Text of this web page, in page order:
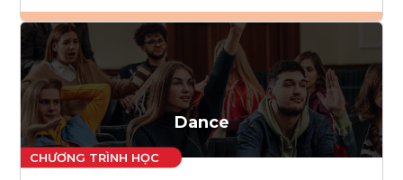
Ghi danh
Tham vấn Interlink
Dance